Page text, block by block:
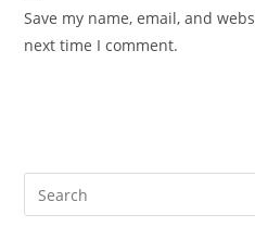
Save my name, email, and
next time I comment.